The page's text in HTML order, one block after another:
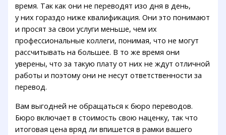
время. Так как они не переводят изо дня в день,
у них гораздо ниже квалификация. Они это понимают
и просят за свои услуги меньше, чем их
профессиональные коллеги, понимая, что не могут
рассчитывать на большее. В то же время они
уверены, что за такую плату от них не ждут отличной
работы и поэтому они не несут ответственности за
перевод.
Вам выгодней не обращаться к бюро переводов.
Бюро включает в стоимость свою наценку, так что
итоговая цена вряд ли впишется в рамки вашего